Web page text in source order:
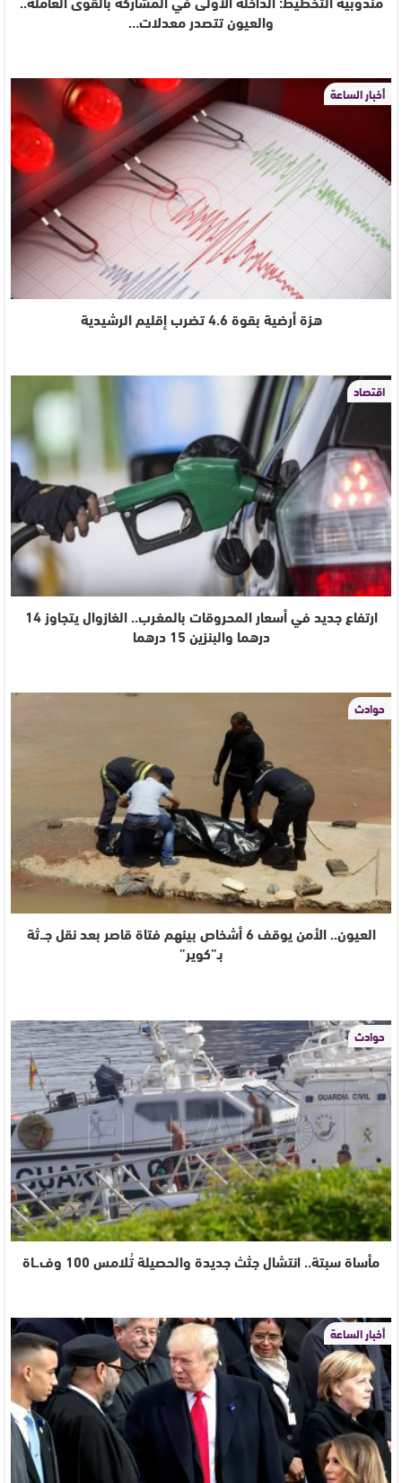
والعيون تتصدر معدلات…
أخبار الساعة
هزة أرضية بقوة 4.6 تضرب إقليم الرشيدية
اقتصاد
ارتفاع جديد في أسعار المحروقات بالمغرب.. الغازوال يتجاوز 14
درهما والبنزين 15 درهما
حوادث
العيون.. الأمن يوقف 6 أشخاص بينهم فتاة قاصر بعد نقل جـ.ثة
بـ”كوير”
حوادث
مأساة سبتة.. انتشال جثث جديدة والحصيلة تُلامس 100 وف.ـاة
أخبار الساعة